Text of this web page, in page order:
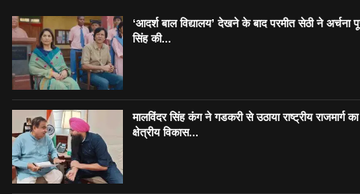
‘आदर्श बाल विद्यालय’ देखने के बाद परमीत सेठी ने अर्चना
सिंह की...
मालविंदर सिंह कंग ने गडकरी से उठाया राष्ट्रीय राजमार्ग का
क्षेत्रीय विकास...